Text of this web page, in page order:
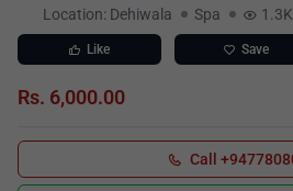
Location: Dehiwala Spa
Like Save
Rs. 6,000.00
Call